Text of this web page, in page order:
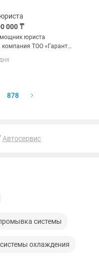
000 ₸
юриста
компания ТОО «Гарант
878
Автосервис
системы
охлаждения